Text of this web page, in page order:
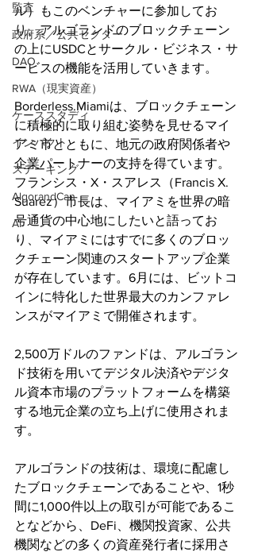
監査
政府系／公共セクター
DAO
RWA（現実資産）
ケーススタディ
インパクト
ステーキング
AlgorandCan
AI
ル）もこのベンチャーに参加してお
り、アルゴランドのブロックチェーン
の上にUSDCとサークル・ビジネス・サ
ービスの機能を活用していきます。
Borderless.Miamiは、ブロックチェーン
に積極的に取り組む姿勢を見せるマイ
アミ市とともに、地元の政府関係者や
企業パートナーの支持を得ています。
フランシス・X・スアレス（Francis X.
Suarez）市長は、マイアミを世界の暗
号通貨の中心地にしたいと語ってお
り、マイアミにはすでに多くのブロッ
クチェーン関連のスタートアップ企業
が存在しています。6月には、ビットコ
インに特化した世界最大のカンファレ
ンスがマイアミで開催されます。
2,500万ドルのファンドは、アルゴラン
ド技術を用いてデジタル決済やデジタ
ル資本市場のプラットフォームを構築
する地元企業の立ち上げに使用されま
す。
アルゴランドの技術は、環境に配慮し
たブロックチェーンであることや、1秒
間に1,000件以上の取引が可能であるこ
となどから、DeFi、機関投資家、公共
機関などの多くの資産発行者に採用さ